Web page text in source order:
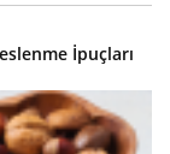
İpuçları